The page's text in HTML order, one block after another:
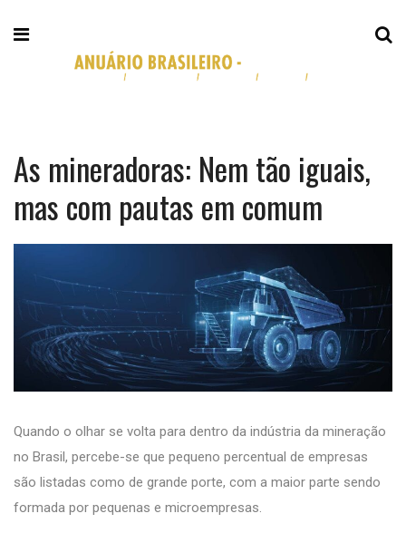
As mineradoras: Nem tão iguais,
mas com pautas em comum
Quando o olhar se volta para dentro da indústria da mineração
no Brasil, percebe-se que pequeno percentual de empresas
são listadas como de grande porte, com a maior parte sendo
formada por pequenas e microempresas.